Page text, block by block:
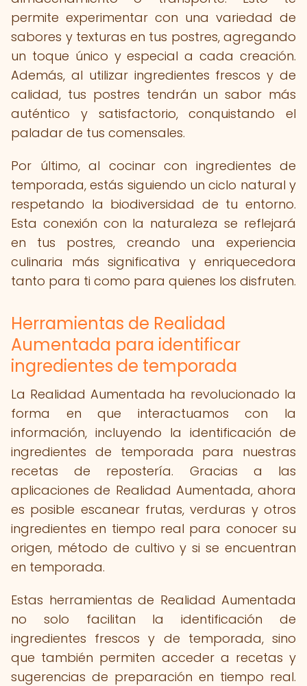
permite experimentar con una variedad de
sabores y texturas en tus postres, agregando
un toque único y especial a cada creación.
Además, al utilizar ingredientes frescos y de
calidad, tus postres tendrán un sabor más
auténtico y satisfactorio, conquistando el
paladar de tus comensales.
Por último, al cocinar con ingredientes de
temporada, estás siguiendo un ciclo natural y
respetando la biodiversidad de tu entorno.
Esta conexión con la naturaleza se reflejará
en tus postres, creando una experiencia
culinaria más significativa y enriquecedora
tanto para ti como para quienes los disfruten.
Herramientas de Realidad
Aumentada para identificar
ingredientes de temporada
La Realidad Aumentada ha revolucionado la
forma en que interactuamos con la
información, incluyendo la identificación de
ingredientes de temporada para nuestras
recetas de repostería. Gracias a las
aplicaciones de Realidad Aumentada, ahora
es posible escanear frutas, verduras y otros
ingredientes en tiempo real para conocer su
origen, método de cultivo y si se encuentran
en temporada.
Estas herramientas de Realidad Aumentada
no solo facilitan la identificación de
ingredientes frescos y de temporada, sino
que también permiten acceder a recetas y
sugerencias de preparación en tiempo real.